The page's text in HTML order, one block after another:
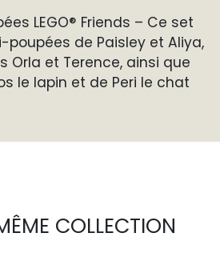
LEGO® Friends – Ce set
de Paisley et Aliya,
Orla et Terence, ainsi que
le lapin et de Peri le chat
COLLECTION